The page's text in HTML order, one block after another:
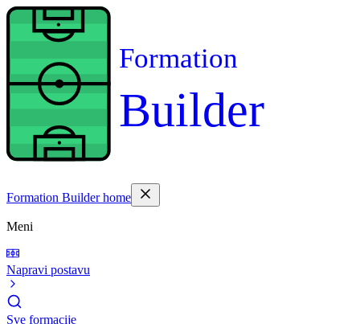
Formation
Builder
Formation Builder home
Meni
Napravi postavu
Sve formacije